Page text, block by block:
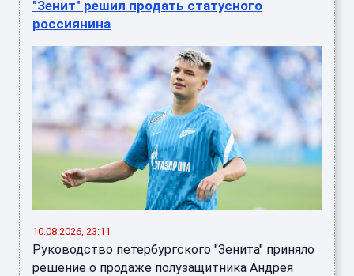
"Зенит" решил продать статусного
россиянина
10.08.2026, 23:11
Руководство петербургского "Зенита" приняло
решение о продаже полузащитника Андрея